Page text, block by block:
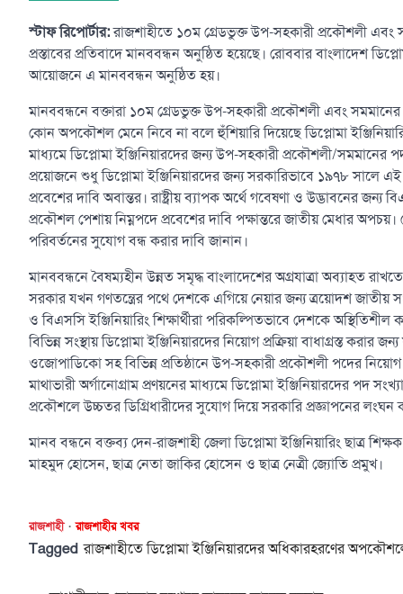
স্টাফ রিপোর্টার:রাজশাহীতে ১০ম গ্রেডভুক্ত উপ-সহকারী প্রকৌশলী এবং
প্রস্তাবের প্রতিবাদে মানববন্ধন অনুষ্ঠিত হয়েছে। রোববার বাংলাদেশ
আয়োজনে এ মানববন্ধন অনুষ্ঠিত হয়।
মানববন্ধনে বক্তারা ১০ম গ্রেডভুক্ত উপ-সহকারী প্রকৌশলী এবং
কোন অপকৌশল মেনে নিবে না বলে হুঁশিয়ারি দিয়েছে ডিপ্লোমা
মাধ্যমে ডিপ্লোমা ইঞ্জিনিয়ারদের জন্য উপ-সহকারী প্রকৌশলী/সমমানের
প্রয়োজনে শুধু ডিপ্লোমা ইঞ্জিনিয়ারদের জন্য সরকারিভাবে ১৯৭৮ সালে
প্রবেশের দাবি অবান্তর। রাষ্ট্রীয় ব্যাপক অর্থে গবেষণা ও উদ্ভাবনের জন্য
প্রকৌশল পেশায় নিম্নপদে প্রবেশের দাবি পক্ষান্তরে জাতীয় মেধার
পরিবর্তনের সুযোগ বন্ধ করার দাবি জানান।
মানববন্ধনে বৈষম্যহীন উন্নত সমৃদ্ধ বাংলাদেশের অগ্রযাত্রা অব্যাহত
সরকার যখন গণতন্ত্রের পথে দেশকে এগিয়ে নেয়ার জন্য ত্রয়োদশ জাতীয়
ও বিএসসি ইঞ্জিনিয়ারিং শিক্ষার্থীরা পরিকল্পিতভাবে দেশকে
বিভিন্ন সংস্থায় ডিপ্লোমা ইঞ্জিনিয়ারদের নিয়োগ প্রক্রিয়া বাধাগ্রস্ত
ওজোপাডিকো সহ বিভিন্ন প্রতিষ্ঠানে উপ-সহকারী প্রকৌশলী পদের নিয়োগ
মাথাভারী অর্গানোগ্রাম প্রণয়নের মাধ্যমে ডিপ্লোমা ইঞ্জিনিয়ারদের
প্রকৌশলে উচ্চতর ডিগ্রিধারীদের সুযোগ দিয়ে সরকারি প্রজ্ঞাপনের লংঘন
মানব বন্ধনে বক্তব্য দেন-রাজশাহী জেলা ডিপ্লোমা ইঞ্জিনিয়ারিং ছাত্র
মাহমুদ হোসেন, ছাত্র নেতা জাকির হোসেন ও ছাত্র নেত্রী জ্যোতি প্রমুখ।
রাজশাহী রাজশাহীর খবর
Taggedরাজশাহীতে ডিপ্লোমা ইঞ্জিনিয়ারদের অধিকারহরণের